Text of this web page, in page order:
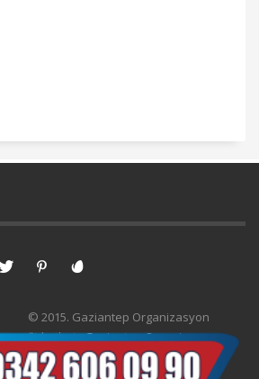
© 2015. Gaziantep Organizasyon
Şirketleri -Gaziantep Organizasyon